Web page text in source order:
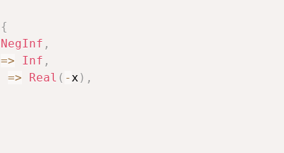
{
NegInf ,
=> Inf ,
=> Real ( -x ) ,